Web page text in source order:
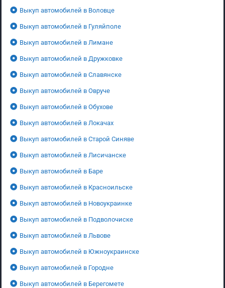
Выкуп автомобилей в Воловце
Выкуп автомобилей в Гуляйполе
Выкуп автомобилей в Лимане
Выкуп автомобилей в Дружковке
Выкуп автомобилей в Славянске
Выкуп автомобилей в Овруче
Выкуп автомобилей в Обухове
Выкуп автомобилей в Локачах
Выкуп автомобилей в Старой Синяве
Выкуп автомобилей в Лисичанске
Выкуп автомобилей в Баре
Выкуп автомобилей в Красноильске
Выкуп автомобилей в Новоукраинке
Выкуп автомобилей в Подволочиске
Выкуп автомобилей в Львове
Выкуп автомобилей в Южноукраинске
Выкуп автомобилей в Городне
Выкуп автомобилей в Берегомете